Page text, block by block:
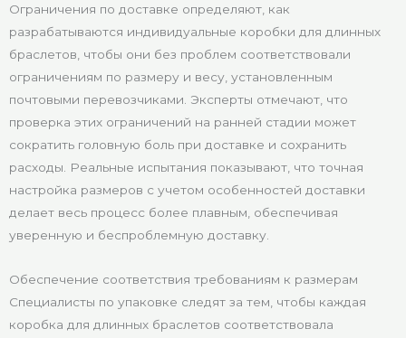
Ограничения по доставке определяют, как
разрабатываются индивидуальные коробки для длинных
браслетов, чтобы они без проблем соответствовали
ограничениям по размеру и весу, установленным
почтовыми перевозчиками. Эксперты отмечают, что
проверка этих ограничений на ранней стадии может
сократить головную боль при доставке и сохранить
расходы. Реальные испытания показывают, что точная
настройка размеров с учетом особенностей доставки
делает весь процесс более плавным, обеспечивая
уверенную и беспроблемную доставку.
Обеспечение соответствия требованиям к размерам
Специалисты по упаковке следят за тем, чтобы каждая
коробка для длинных браслетов соответствовала